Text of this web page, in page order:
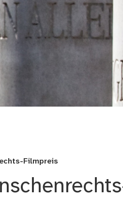
Filmpreis